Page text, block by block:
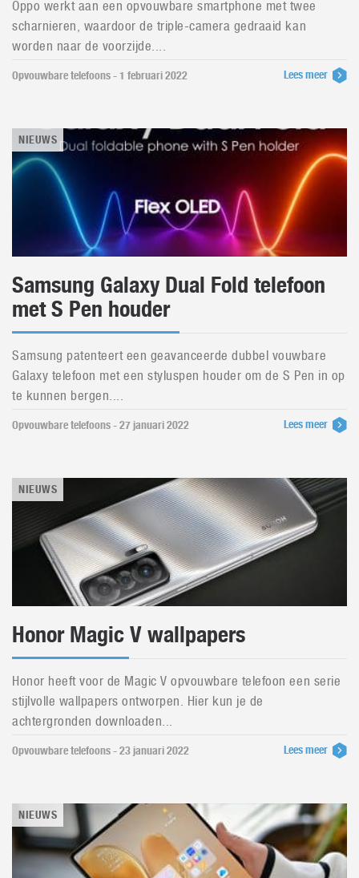
Oppo werkt aan een opvouwbare smartphone met twee
scharnieren, waardoor de triple-camera gedraaid kan
worden naar de voorzijde....
Opvouwbare telefoons - 1 februari 2022 Lees meer
NIEUWS
Samsung Galaxy Dual Fold telefoon
met S Pen houder
Samsung patenteert een geavanceerde dubbel vouwbare
Galaxy telefoon met een styluspen houder om de S Pen in op
te kunnen bergen....
Opvouwbare telefoons - 27 januari 2022 Lees meer
NIEUWS
Honor Magic V wallpapers
Honor heeft voor de Magic V opvouwbare telefoon een serie
stijlvolle wallpapers ontworpen. Hier kun je de
achtergronden downloaden...
Opvouwbare telefoons - 23 januari 2022 Lees meer
NIEUWS